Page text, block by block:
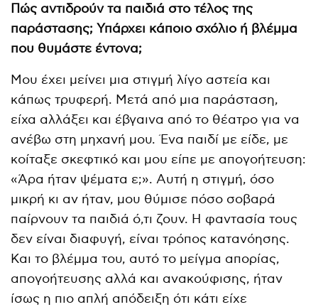
Πώς αντιδρούν τα παιδιά στο τέλος της
παράστασης; Υπάρχει κάποιο σχόλιο ή βλέμμα
που θυμάστε έντονα;
Μου έχει μείνει μια στιγμή λίγο αστεία και
κάπως τρυφερή. Μετά από μια παράσταση,
είχα αλλάξει και έβγαινα από το θέατρο για να
ανέβω στη μηχανή μου. Ένα παιδί με είδε, με
κοίταξε σκεφτικό και μου είπε με απογοήτευση:
«Άρα ήταν ψέματα ε;». Αυτή η στιγμή, όσο
μικρή κι αν ήταν, μου θύμισε πόσο σοβαρά
παίρνουν τα παιδιά ό,τι ζουν. Η φαντασία τους
δεν είναι διαφυγή, είναι τρόπος κατανόησης.
Και το βλέμμα του, αυτό το μείγμα απορίας,
απογοήτευσης αλλά και ανακούφισης, ήταν
ίσως η πιο απλή απόδειξη ότι κάτι είχε